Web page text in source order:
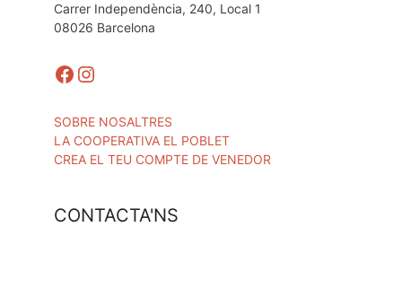
Carrer Independència, 240, Local 1
08026 Barcelona
Facebook
Instagram
SOBRE NOSALTRES
LA COOPERATIVA EL POBLET
CREA EL TEU COMPTE DE VENEDOR
CONTACTA'NS